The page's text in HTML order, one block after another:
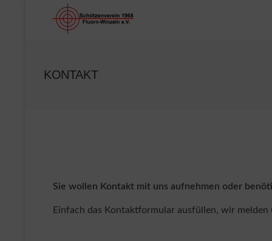
KONTAKT
Sie wollen Kontakt mit uns aufnehmen oder
Einfach das Kontaktformular ausfüllen, wir